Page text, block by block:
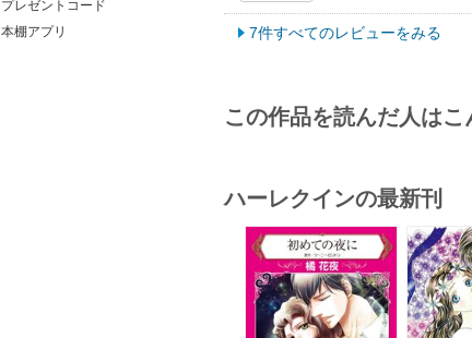
プレゼントコード
本棚アプリ
7件すべてのレビューをみる
この作品を読んだ人は
ハーレクインの最新刊
o
s